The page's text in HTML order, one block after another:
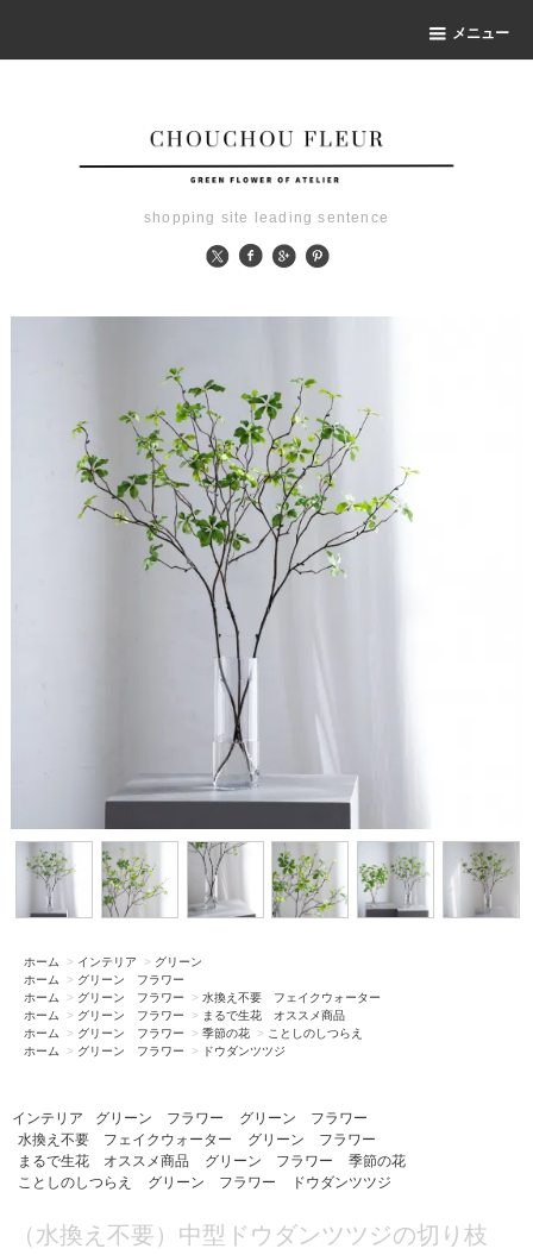
メニュー
shopping site leading sentence
ホーム > インテリア > グリーン
ホーム
> グリーン フラワー
ホーム
> グリーン フラワー > 水換え不要 フェイクウォーター
ホーム
> グリーン フラワー > まるで生花 オススメ商品
ホーム
> グリーン フラワー > 季節の花 > ことしのしつらえ
ホーム
> グリーン フラワー > ドウダンツツジ
インテリア グリーン フラワー
グリーン フラワー
水換え不要 フェイクウォーター
グリーン フラワー
まるで生花 オススメ商品
グリーン フラワー
季節の花
ことしのしつらえ
グリーン フラワー ドウダンツツジ
（水換え不要）中型ドウダンツツジの切り枝